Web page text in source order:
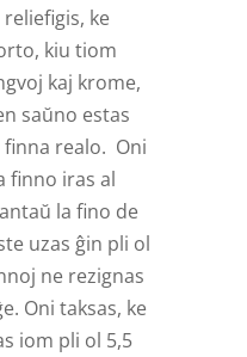
ke
kiu tiom
kaj krome,
saŭno estas
finna realo. Oni
finno iras al
la fino de
uzas ĝin pli ol
ne rezignas
Oni taksas, ke
iom pli ol 5,5